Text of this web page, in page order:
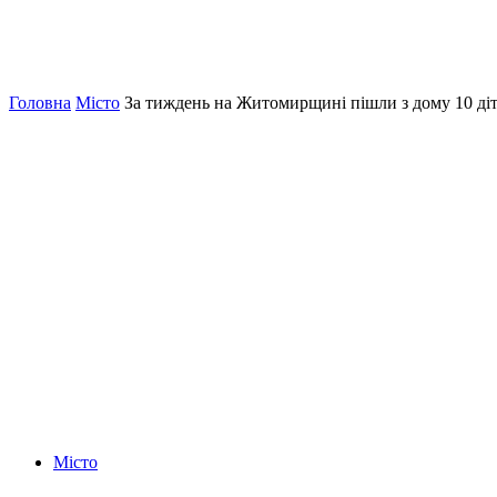
Головна Місто За тиждень на Житомирщині пішли з дому 10
Місто